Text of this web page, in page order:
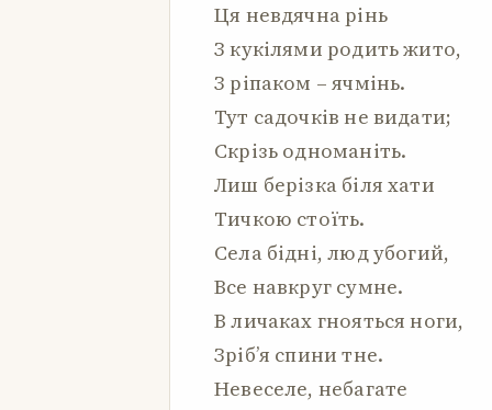
Ця невдячна рінь
З кукілями родить жито,
З ріпаком – ячмінь.
Тут садочків не видати;
Скрізь одноманіть.
Лиш берізка біля хати
Тичкою стоїть.
Села бідні, люд убогий,
Все навкруг сумне.
В личаках гнояться ноги,
Зріб’я спини тне.
Невеселе, небагате